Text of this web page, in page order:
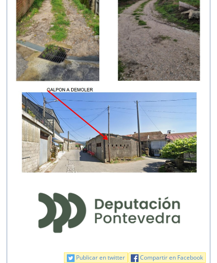
Compartir en Facebook
Publicar en twitter